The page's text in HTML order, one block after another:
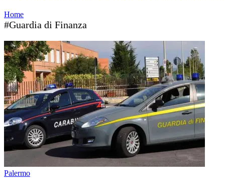
Home
#Guardia di Finanza
Palermo